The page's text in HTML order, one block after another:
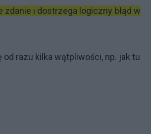
i dostrzega logiczny błąd w
razu kilka wątpliwości, np. jak tu